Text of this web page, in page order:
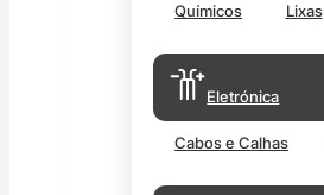
Químicos Lixas
Eletrónica
Cabos e Calhas